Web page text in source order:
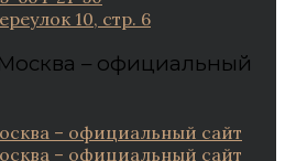
10, стр. 6
– официальный